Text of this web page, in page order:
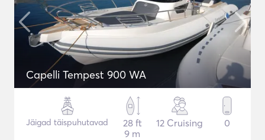
Capelli Tempest 900 WA
Jäigad täispuhutavad
28 ft
9 m
12 Cruising 0